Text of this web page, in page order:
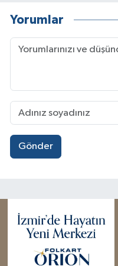
Yorumlar
Gönder